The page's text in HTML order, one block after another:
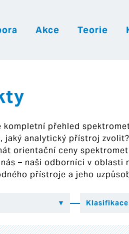
Akce Teorie
kompletní přehled
jaký analytický přístroj
orientační ceny
– naši odborníci v oblasti
přístroje a jeho